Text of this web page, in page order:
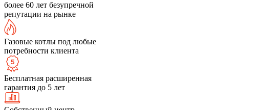
более 60 лет безупречной
репутации на рынке
Газовые котлы под любые
потребности клиента
Бесплатная расширенная
гарантия до 5 лет